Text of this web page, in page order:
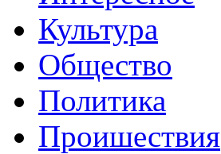
Культура
Общество
Политика
Проишествия